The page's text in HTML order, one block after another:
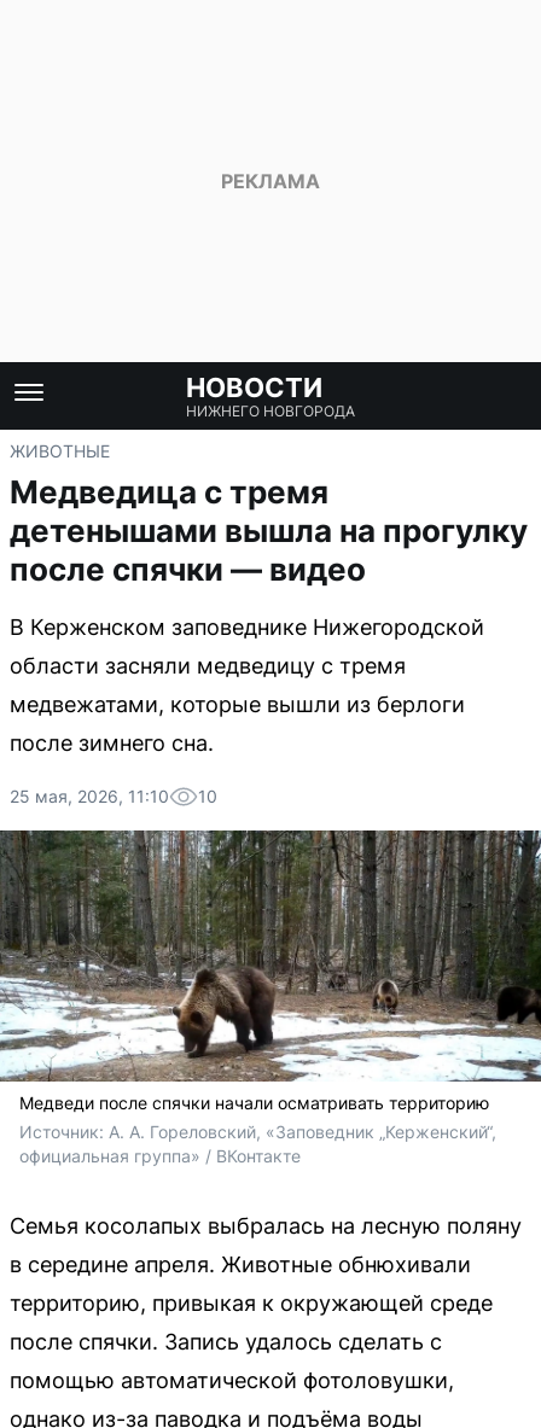
НОВОСТИ
НИЖНЕГО НОВГОРОДА
ЖИВОТНЫЕ
Медведица с тремя
детенышами вышла на прогулку
после спячки — видео
В Керженском заповеднике Нижегородской
области засняли медведицу с тремя
медвежатами, которые вышли из берлоги
после зимнего сна.
25 мая, 2026, 11:10 10
Медведи после спячки начали осматривать территорию
Источник: А. А. Гореловский, «Заповедник „Керженский“,
официальная группа» / ВКонтакте
Семья косолапых выбралась на лесную поляну
в середине апреля. Животные обнюхивали
территорию, привыкая к окружающей среде
после спячки. Запись удалось сделать с
помощью автоматической фотоловушки,
однако из-за паводка и подъёма воды